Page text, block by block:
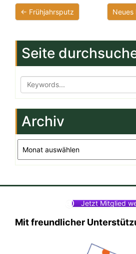
← Frühjahrsputz
Seite
Archiv
Jetzt Mitglied
Mit freundlicher